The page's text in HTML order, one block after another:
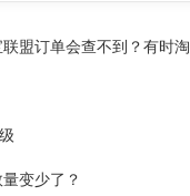
盟订单会查不到？有时
变少了？